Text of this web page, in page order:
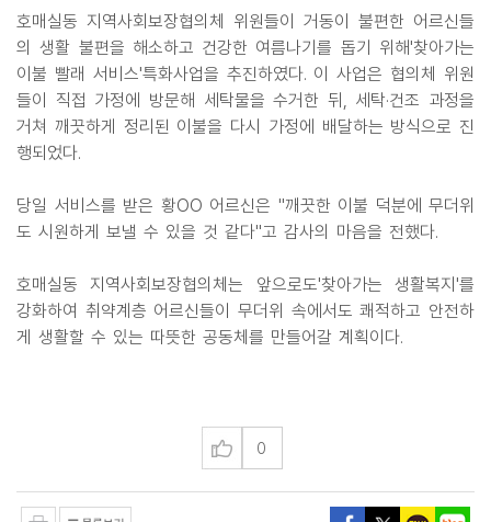
호매실동 지역사회보장협의체 위원들이 거동이 불편한 어르신들
의 생활 불편을 해소하고 건강한 여름나기를 돕기 위해'찾아가는
이불 빨래 서비스'특화사업을 추진하였다. 이 사업은 협의체 위원
들이 직접 가정에 방문해 세탁물을 수거한 뒤, 세탁·건조 과정을
거쳐 깨끗하게 정리된 이불을 다시 가정에 배달하는 방식으로 진
행되었다.
당일 서비스를 받은 황OO 어르신은 "깨끗한 이불 덕분에 무더위
도 시원하게 보낼 수 있을 것 같다"고 감사의 마음을 전했다.
호매실동 지역사회보장협의체는 앞으로도'찾아가는 생활복지'를
강화하여 취약계층 어르신들이 무더위 속에서도 쾌적하고 안전하
게 생활할 수 있는 따뜻한 공동체를 만들어갈 계획이다.
0